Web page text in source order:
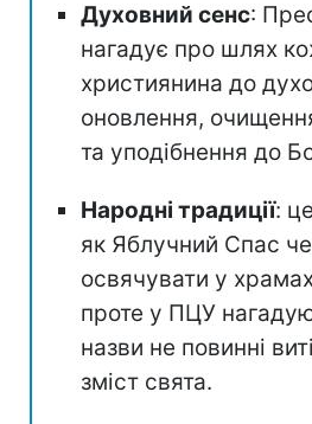
Духовний сенс:
нагадує про шлях
християнина до
оновлення,
та уподібнення до
Народні традиції:
як Яблучний Спас
освячувати у
проте у ПЦУ
назви не повинні
зміст свята.